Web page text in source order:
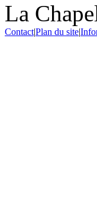
La
Contact|Plan du site|